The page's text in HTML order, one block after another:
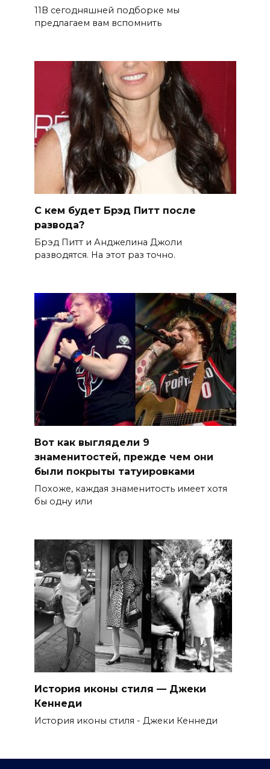
11В сегодняшней подборке мы
предлагаем вам вспомнить
С кем будет Брэд Питт после
развода?
Брэд Питт и Анджелина Джоли
разводятся. На этот раз точно.
Вот как выглядели 9
знаменитостей, прежде чем они
были покрыты татуировками
Похоже, каждая знаменитость имеет хотя
бы одну или
История иконы стиля — Джеки
Кеннеди
История иконы стиля - Джеки Кеннеди